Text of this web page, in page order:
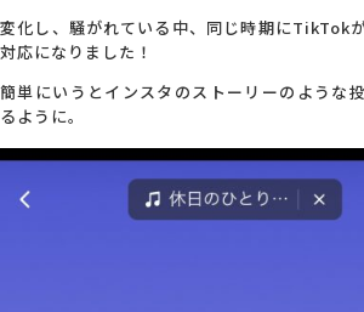
最新ブログ
変化し、騒がれている中、同じ時期にTikTok
対応になりました！
簡単にいうとインスタのストーリーのような
るように。